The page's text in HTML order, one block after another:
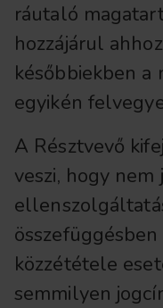
ráutaló
hozzájárul
későbbiekben
egyikén
A Résztvevő
veszi, hogy
közzététele
semmilyen